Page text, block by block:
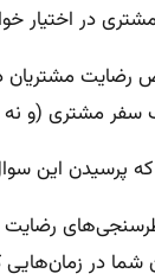
در اختیار
رضایت
سفر مشتری (و
این
شما در